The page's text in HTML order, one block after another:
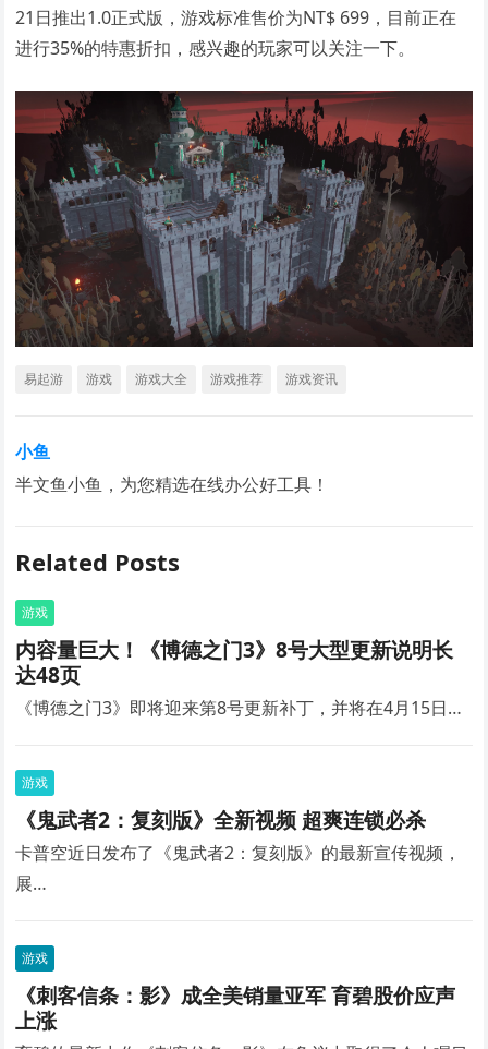
21日推出1.0正式版，游戏标准售价为NT$ 699，目前正在
进行35%的特惠折扣，感兴趣的玩家可以关注一下。
易起游 游戏 游戏大全 游戏推荐 游戏资讯
小鱼
半文鱼小鱼，为您精选在线办公好工具！
Related Posts
游戏
内容量巨大！《博德之门3》8号大型更新说明长
达48页
《博德之门3》即将迎来第8号更新补丁，并将在4月15日…
游戏
《鬼武者2：复刻版》全新视频 超爽连锁必杀
卡普空近日发布了《鬼武者2：复刻版》的最新宣传视频，
展…
游戏
《刺客信条：影》成全美销量亚军 育碧股价应声
上涨